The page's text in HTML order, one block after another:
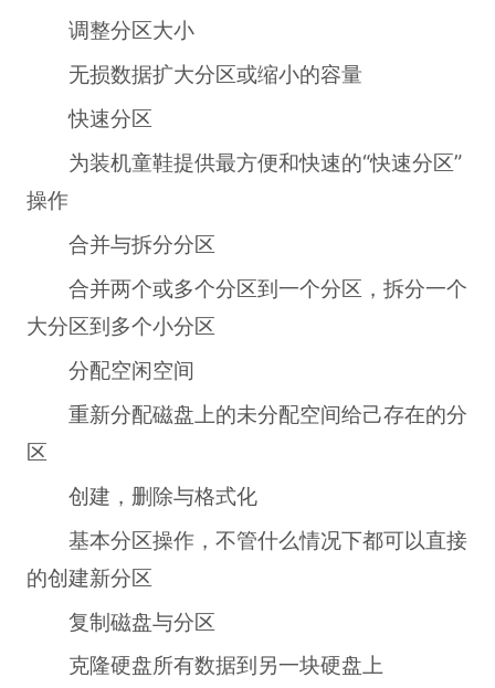
调整分区大小
无损数据扩大分区或缩小的容量
快速分区
为装机童鞋提供最方便和快速的“快速分区”
操作
合并与拆分分区
合并两个或多个分区到一个分区，拆分一个
大分区到多个小分区
分配空闲空间
重新分配磁盘上的未分配空间给己存在的分
区
创建，删除与格式化
基本分区操作，不管什么情况下都可以直接
的创建新分区
复制磁盘与分区
克隆硬盘所有数据到另一块硬盘上